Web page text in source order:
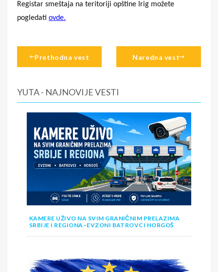
Registar smeštaja na teritoriji opštine Irig možete
pogledati ovde.
Prethodna vest Naredna vest
YUTA - NAJNOVIJE VESTI
KAMERE UŽIVO NA SVIM GRANIČNIM PRELAZIMA
SRBIJE I REGIONA–EVZONI BATROVCI HORGOŠ